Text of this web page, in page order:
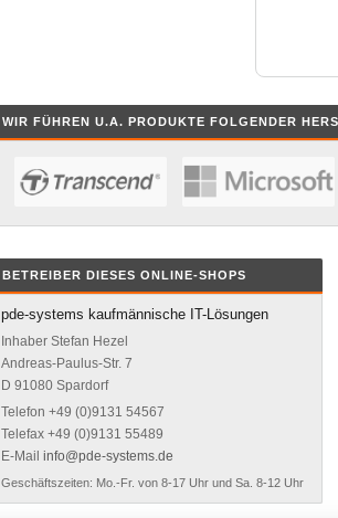
WIR FÜHREN U.A. PRODUKTE FOLGENDER
BETREIBER DIESES ONLINE-SHOPS
pde-systems kaufmännische IT-Lösungen
Inhaber Stefan Hezel
Andreas-Paulus-Str. 7
D 91080 Spardorf
Telefon +49 (0)9131 54567
Telefax +49 (0)9131 55489
E-Mail info@pde-systems.de
Geschäftszeiten: Mo.-Fr. von 8-17 Uhr und Sa. 8-12 Uhr